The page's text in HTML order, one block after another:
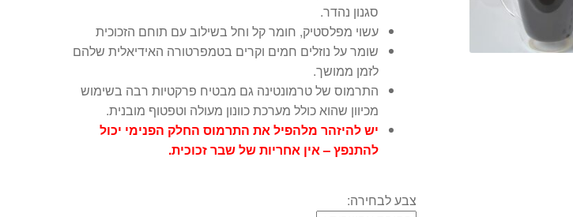
סגנון נהדר.
עשוי מפלסטיק, חומר קל וחל בשילוב עם תוחם הזכוכית
שומר על נוזלים חמים וקרים בטמפרטורה האידיאלית שלהם
לזמן ממושך.
התרמוס של טרמונטינה גם מבטיח פרקטיות רבה בשימוש
מכיוון שהוא כולל מערכת כוונון מעולה וטפטוף מובנית.
יש להיזהר מלהפיל את התרמוס החלק הפנימי יכול
להתנפץ – אין אחריות של שבר זכוכית.
צבע לבחירה: